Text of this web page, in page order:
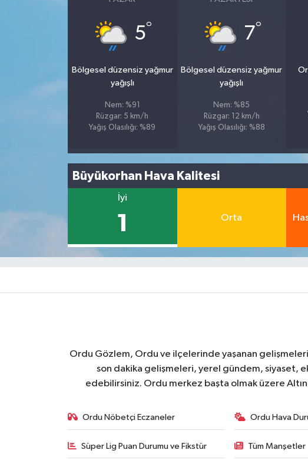
5°
Bölgesel düzensiz yağmur
yağışlı
Nem: %91
Rüzgar: 5 km/h
Yağış Olasılığı: %89
7°
Bölgesel düzensiz yağmur
yağışlı
Nem: %85
Rüzgar: 12 km/h
Yağış Olasılığı: %88
Büyükorhan Hava Kalitesi
İyi
1 Orta
Ordu Gözlem, Ordu ve ilçelerinde yaşanan
son dakika gelişmeleri, yerel gündem, siyaset,
edebilirsiniz. Ordu merkez başta olmak üzere
Ordu Nöbetçi Eczaneler Ordu Hava
Süper Lig Puan Durumu ve Fikstür Tüm Manşetler